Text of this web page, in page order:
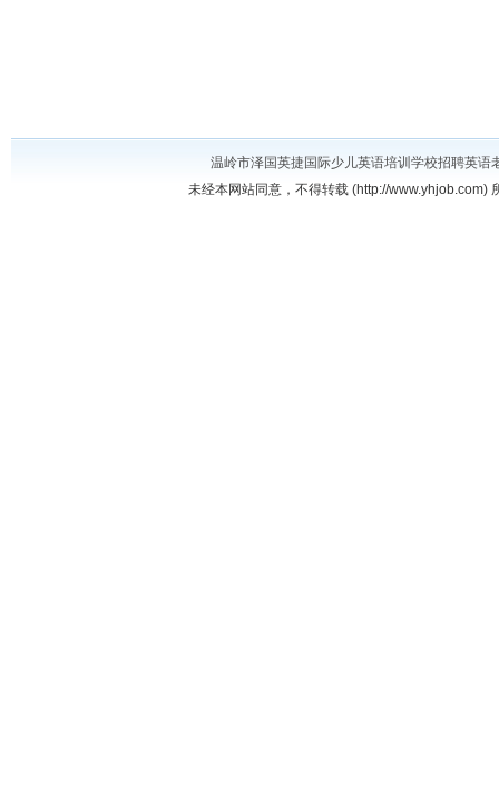
温岭市泽国英捷国际少儿英语培训学校招聘英语
未经本网站同意，不得转载 (http://www.yhjob.com)